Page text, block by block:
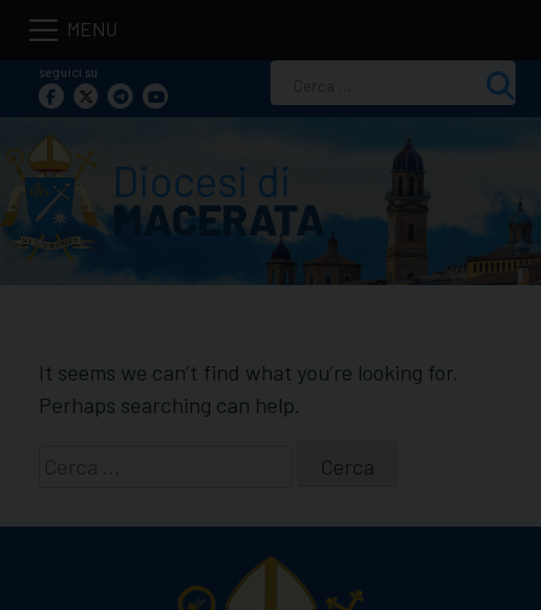
Skip
contentseguici su
per:
It seems we can’t find what you’re looking for.
Perhaps searching can help.